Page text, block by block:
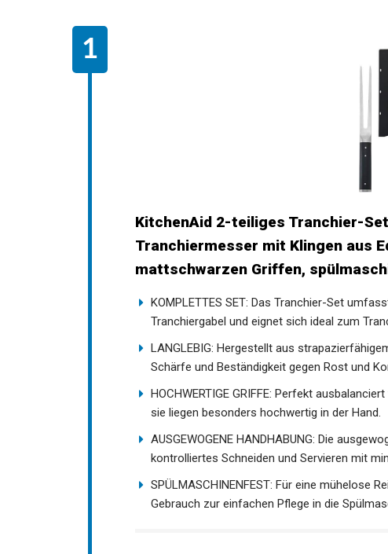
KitchenAid 2-teiliges Tranchier-
Tranchiermesser mit Klingen aus
mattschwarzen Griffen,
KOMPLETTES SET: Das Tranchier-Set
Tranchiergabel und eignet sich ideal zum
LANGLEBIG: Hergestellt aus
Schärfe und Beständigkeit gegen Rost und
HOCHWERTIGE GRIFFE: Perfekt
sie liegen besonders hochwertig in der Hand.
AUSGEWOGENE HANDHABUNG: Die
kontrolliertes Schneiden und Servieren mit
SPÜLMASCHINENFEST: Für eine mühelose
Gebrauch zur einfachen Pflege in die